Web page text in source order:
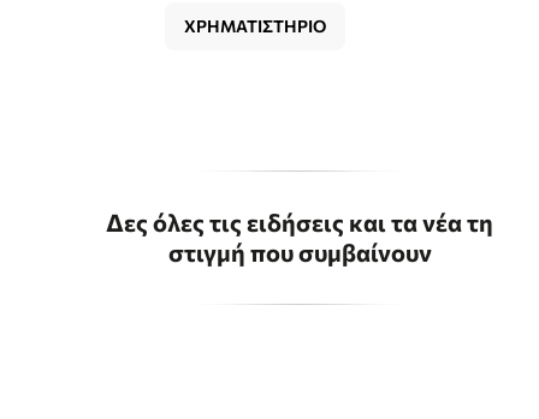
ΧΡΗΜΑΤΙΣΤΗΡΙΟ
Δες όλες τις ειδήσεις και τα νέα τη
στιγμή που συμβαίνουν